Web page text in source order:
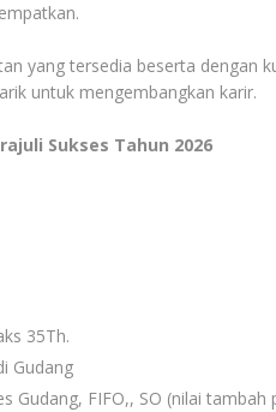
yang tersedia beserta dengan
untuk mengembangkan karir.
Sukses Tahun 2026
35Th.
Gudang
Gudang, FIFO,, SO (nilai tambah